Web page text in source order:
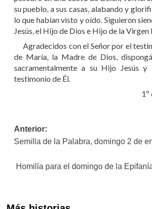
su pueblo, a sus casas, alabando y
lo que habían visto y oído. Siguieron
Jesús, el Hijo de Dios e Hijo de la Virgen
Agradecidos con el Señor por el
de María, la Madre de Dios,
sacramentalmente a su Hijo Jesús
testimonio de Él.
1º
Navegación
de
entradas
Anterior:
Semilla de la Palabra, domingo 2 de
Homilía para el domingo de la